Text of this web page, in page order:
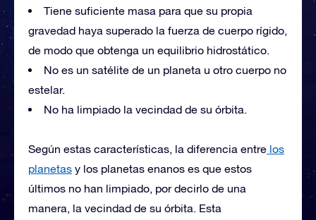
Tiene suficiente masa para que su propia
gravedad haya superado la fuerza de cuerpo rígido,
de modo que obtenga un equilibrio hidrostático.
No es un satélite de un planeta u otro cuerpo no
estelar.
No ha limpiado la vecindad de su órbita.
Según estas características, la diferencia entre los
planetas y los planetas enanos es que estos
últimos no han limpiado, por decirlo de una
manera, la vecindad de su órbita. Esta